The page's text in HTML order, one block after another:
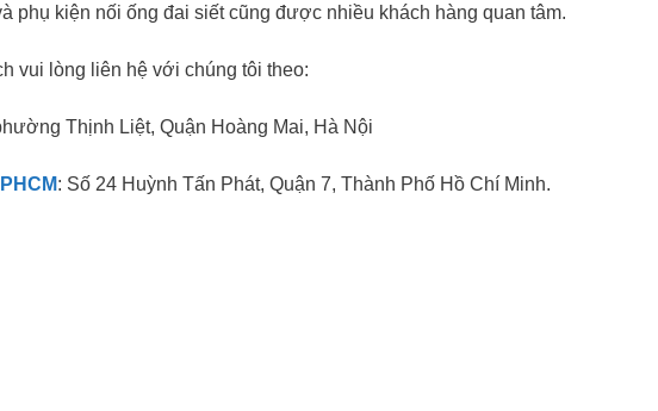
phụ kiện nối ống đai siết cũng được nhiều khách hàng quan tâm.
vui lòng liên hệ với chúng tôi theo:
Thịnh Liệt, Quận Hoàng Mai, Hà Nội
: Số 24 Huỳnh Tấn Phát, Quận 7, Thành Phố Hồ Chí Minh.